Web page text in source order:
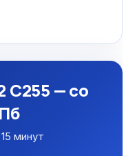
С255 — со
минут